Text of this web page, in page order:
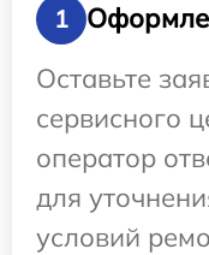
1
Оставьте
сервисного
оператор
для
условий